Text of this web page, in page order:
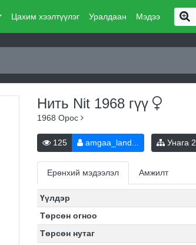
Цахим хээлтүүлэг Уралдаан Мэдээ
Нить Nit 1968 гүү
1968 Орос
125 amgaa_land... Унага 2
Ерөнхий мэдээлэл Амжилт
Үүлдэр
Төрсөн огноо
Төрсөн нутаг